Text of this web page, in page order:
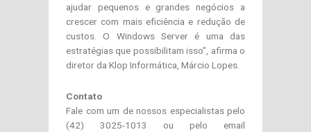
ajudar pequenos e grandes negócios a
crescer com mais eficiência e redução de
custos. O Windows Server é uma das
estratégias que possibilitam isso”, afirma o
diretor da Klop Informática, Márcio Lopes.
Contato
Fale com um de nossos especialistas pelo
(42) 3025-1013 ou pelo email